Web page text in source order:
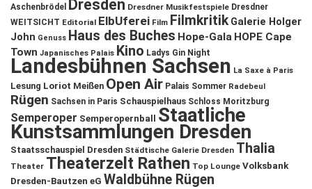
Aschenbrödel
Dresden Dresdner Musikfestspiele Dresdner
WEITSICHT Editorial ElbUferei Film Filmkritik Galerie Holger
John Genuss Haus des Buches Hope-Gala HOPE Cape
Town Japanisches Palais Kino Ladys Gin Night
Landesbühnen Sachsen La Saxe à Paris
Lesung Loriot Meißen Open Air Palais Sommer Radebeul
Rügen Sachsen in Paris Schauspielhaus Schloss Moritzburg
Semperoper Semperopernball Staatliche
Kunstsammlungen Dresden
Staatsschauspiel Dresden Städtische Galerie Dresden Thalia
Theater Theaterzelt Rathen Top Lounge Volksbank
Dresden-Bautzen eG Waldbühne Rügen